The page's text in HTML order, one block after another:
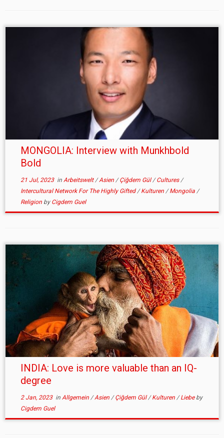
MONGOLIA: Interview with Munkhbold
Bold
21 Jul, 2023in Arbeitswelt/Asien /Çiğdem Gül/Cultures/
Intercultural Network For The Highly Gifted/Kulturen /Mongolia /
Religion by Cigdem Guel
INDIA: Love is more valuable than an IQ-
degree
2 Jan, 2023in Allgemein /Asien /Çiğdem Gül/Kulturen /Liebe by
Cigdem Guel